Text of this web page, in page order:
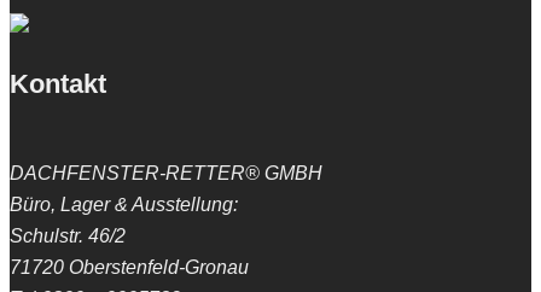
Kontakt
DACHFENSTER-RETTER® GMBH
Büro, Lager & Ausstellung:
Schulstr. 46/2
71720 Oberstenfeld-Gronau